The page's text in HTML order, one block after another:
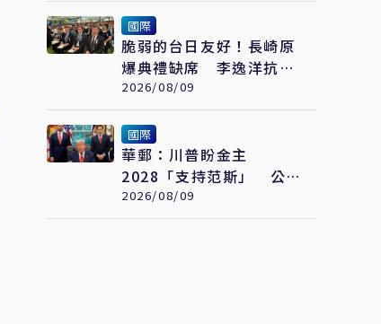
國際
脆弱的台日友好！長崎原
爆典禮缺席 李逸洋抗議
「矮化國格」：日媒揭長
崎特殊安排
2026/08/09
國際
華郵：川普盼金主
2028「支持范斯」 公開
卻持續讓范斯與盧比奧較
勁接班
2026/08/09